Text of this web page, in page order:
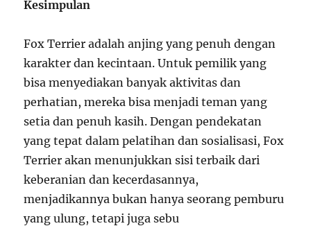
Kesimpulan
Fox Terrier adalah anjing yang penuh dengan
karakter dan kecintaan. Untuk pemilik yang
bisa menyediakan banyak aktivitas dan
perhatian, mereka bisa menjadi teman yang
setia dan penuh kasih. Dengan pendekatan
yang tepat dalam pelatihan dan sosialisasi, Fox
Terrier akan menunjukkan sisi terbaik dari
keberanian dan kecerdasannya,
menjadikannya bukan hanya seorang pemburu
yang ulung, tetapi juga sebu